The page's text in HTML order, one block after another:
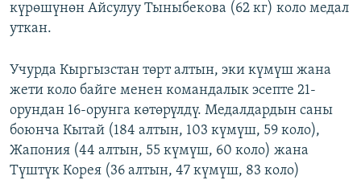
күрөшүнөн Айсулуу Тыныбекова (62 кг) коло медал
уткан.
Учурда Кыргызстан төрт алтын, эки күмүш жана
жети коло байге менен командалык эсепте 21-
орундан 16-орунга көтөрүлдү. Медалдардын саны
боюнча Кытай (184 алтын, 103 күмүш, 59 коло),
Жапония (44 алтын, 55 күмүш, 60 коло) жана
Түштүк Корея (36 алтын, 47 күмүш, 83 коло)